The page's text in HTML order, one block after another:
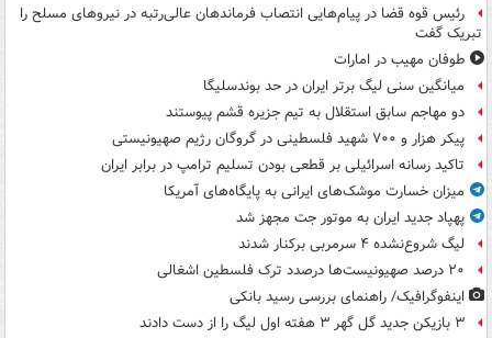
رئیس قوه قضا در پیام‌هایی انتصاب‌ فرماندهان عالی‌رتبه در نیروهای مسلح را
تبریک گفت
طوفان مهیب در امارات
میانگین سنی لیگ برتر ایران در حد بوندسلیگا
دو مهاجم سابق استقلال به تیم جزیره قشم پیوستند
پیکر هزار و ۷۰۰ شهید فلسطینی در گروگان رژیم صهیونیستی
تاکید رسانه اسرائیلی بر قطعی بودن تسلیم ترامپ در برابر ایران
میزان خسارت موشک‌های ایرانی به پایگاه‌های آمریکا
پهپاد جدید ایران به موتور جت مجهز شد
لیگ شروع‌نشده ۴ سرمربی برکنار شدند
۲۰ درصد صهیونیست‌ها درصدد ترک فلسطین اشغالی
اینفوگرافیک/ راهنمای بررسی رسید بانکی
۳ بازیکن جدید گل گهر ۳ هفته اول لیگ را از دست دادند